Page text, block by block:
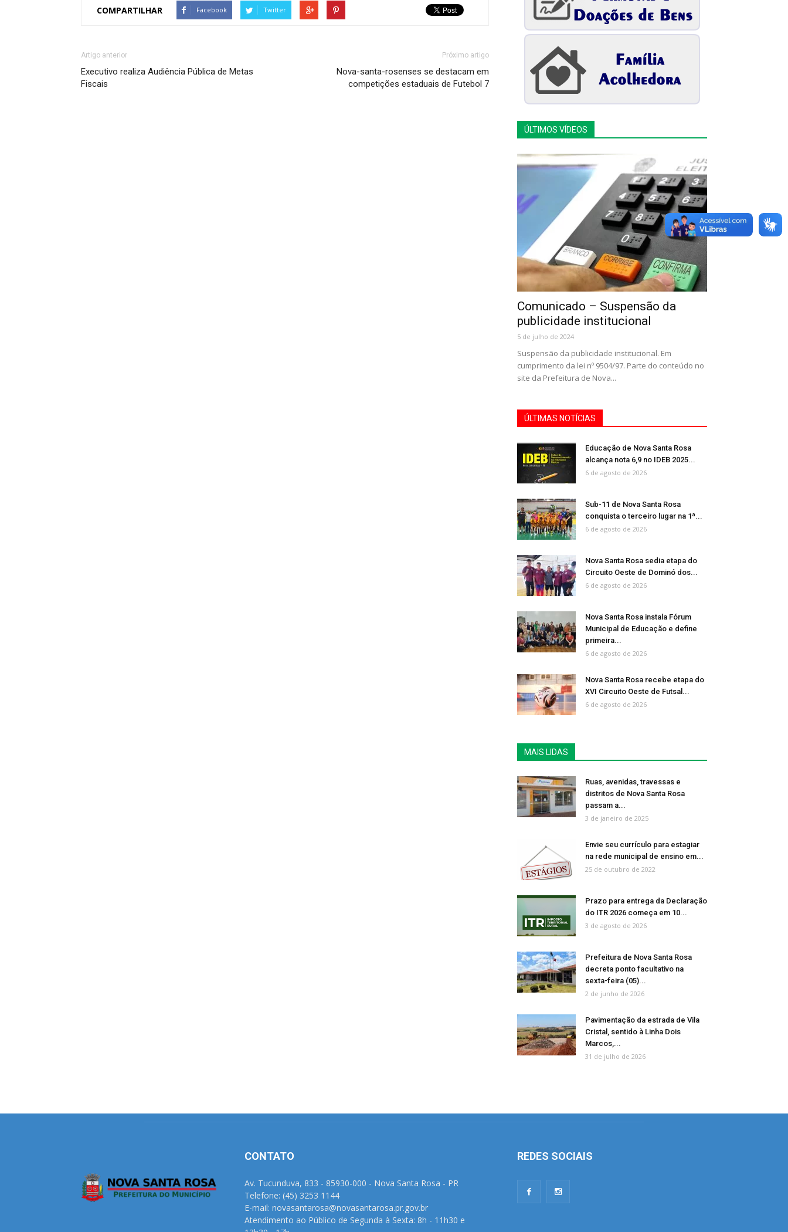
COMPARTILHAR Facebook Twitter
Artigo anterior
Executivo realiza Audiência Pública de Metas
Fiscais
Próximo artigo
Nova-santa-rosenses se destacam em
competições estaduais de Futebol 7
ÚLTIMOS VÍDEOS
Comunicado – Suspensão da
publicidade institucional
5 de julho de 2024
Suspensão da publicidade institucional. Em
cumprimento da lei nº 9504/97. Parte do conteúdo no
site da Prefeitura de Nova...
ÚLTIMAS NOTÍCIAS
Educação de Nova Santa Rosa
alcança nota 6,9 no IDEB 2025...
6 de agosto de 2026
Sub-11 de Nova Santa Rosa
conquista o terceiro lugar na 1ª...
6 de agosto de 2026
Nova Santa Rosa sedia etapa do
Circuito Oeste de Dominó dos...
6 de agosto de 2026
Nova Santa Rosa instala Fórum
Municipal de Educação e define
primeira...
6 de agosto de 2026
Nova Santa Rosa recebe etapa do
XVI Circuito Oeste de Futsal...
6 de agosto de 2026
MAIS LIDAS
Ruas, avenidas, travessas e
distritos de Nova Santa Rosa
passam a...
3 de janeiro de 2025
Envie seu currículo para estagiar
na rede municipal de ensino em...
25 de outubro de 2022
Prazo para entrega da Declaração
do ITR 2026 começa em 10...
3 de agosto de 2026
Prefeitura de Nova Santa Rosa
decreta ponto facultativo na
sexta-feira (05)...
2 de junho de 2026
Pavimentação da estrada de Vila
Cristal, sentido à Linha Dois
Marcos,...
31 de julho de 2026
CONTATO
Av. Tucunduva, 833 - 85930-000 - Nova Santa Rosa - PR
Telefone: (45) 3253 1144
E-mail: novasantarosa@novasantarosa.pr.gov.br
Atendimento ao Público de Segunda à Sexta: 8h - 11h30 e
REDES SOCIAIS